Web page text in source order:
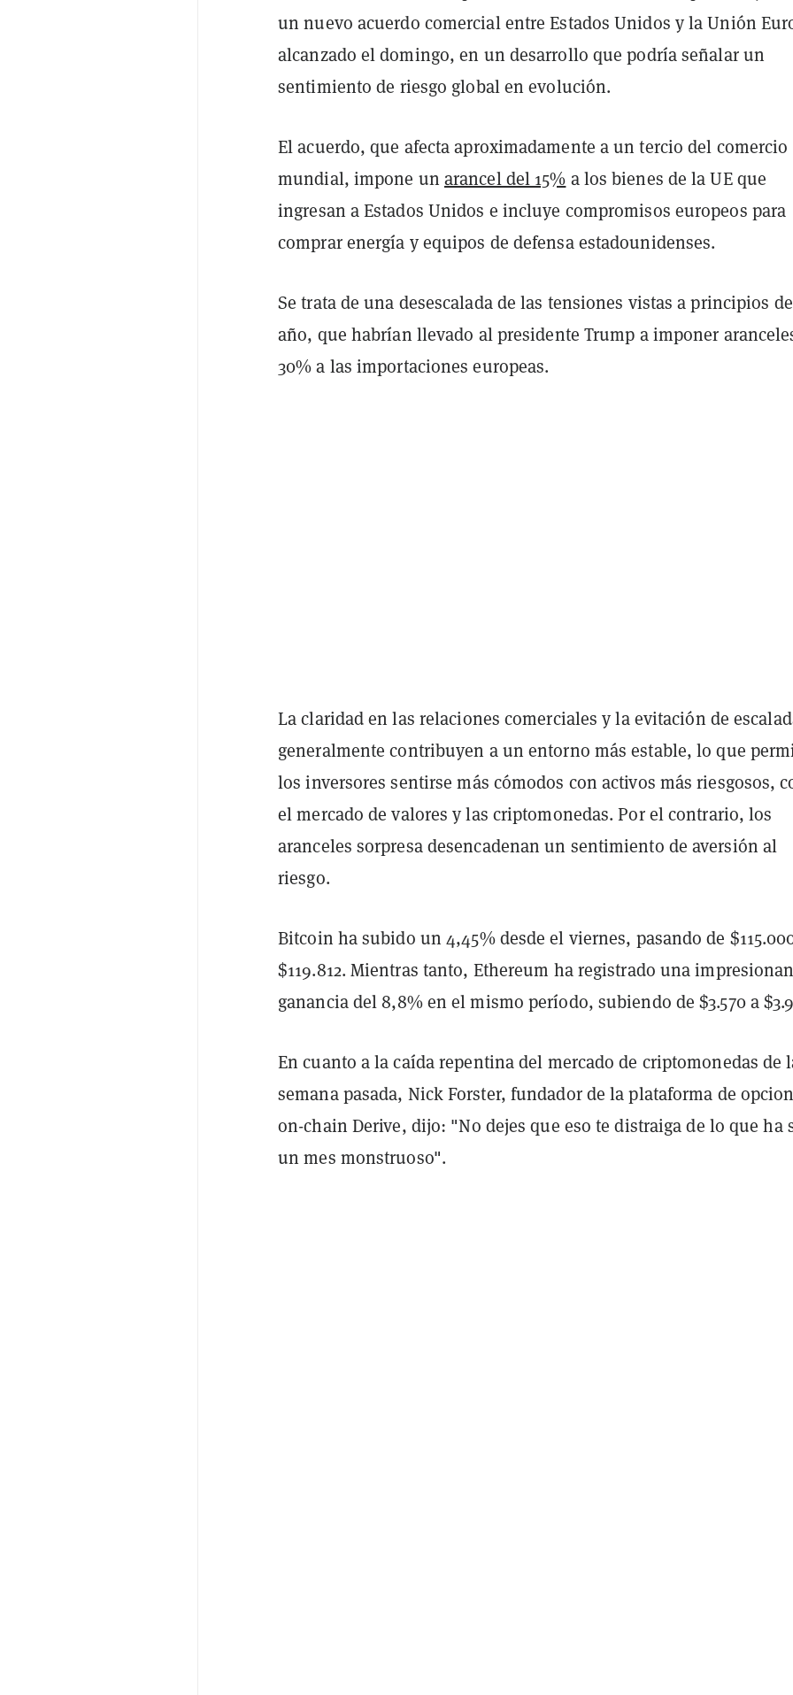
un nuevo acuerdo comercial entre Estados Unidos y la Unión
alcanzado el domingo, en un desarrollo que podría señalar un
sentimiento de riesgo global en evolución.
El acuerdo, que afecta aproximadamente a un tercio del comercio
mundial, impone un arancel del 15% a los bienes de la UE que
ingresan a Estados Unidos e incluye compromisos europeos para
comprar energía y equipos de defensa estadounidenses.
Se trata de una desescalada de las tensiones vistas a principios
año, que habrían llevado al presidente Trump a imponer
30% a las importaciones europeas.
La claridad en las relaciones comerciales y la evitación de
generalmente contribuyen a un entorno más estable, lo que
los inversores sentirse más cómodos con activos más riesgosos,
el mercado de valores y las criptomonedas. Por el contrario, los
aranceles sorpresa desencadenan un sentimiento de aversión al
riesgo.
Bitcoin ha subido un 4,45% desde el viernes, pasando de
$119.812. Mientras tanto, Ethereum ha registrado una
ganancia del 8,8% en el mismo período, subiendo de $3.570 a
En cuanto a la caída repentina del mercado de criptomonedas de
semana pasada, Nick Forster, fundador de la plataforma de
on-chain Derive, dijo: "No dejes que eso te distraiga de lo que ha
un mes monstruoso".